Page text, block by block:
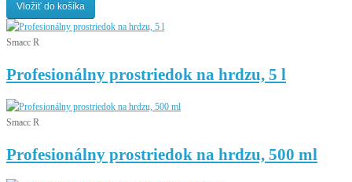
Vložiť do košíka
Smacc R
Profesionálny prostriedok na hrdzu, 5 l
Smacc R
Profesionálny prostriedok na hrdzu, 500 ml